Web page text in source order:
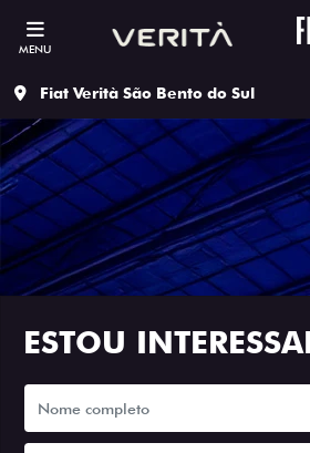
MENU
Fiat Verità São Bento do Sul
ESTOU